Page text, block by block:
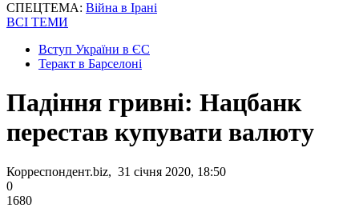
СПЕЦТЕМА: Війна в Ірані
ВСІ ТЕМИ
Вступ України в ЄС
Теракт в Барселоні
Падіння гривні: Нацбанк
перестав купувати валюту
Корреспондент.biz, 31 січня 2020, 18:50
0
1680